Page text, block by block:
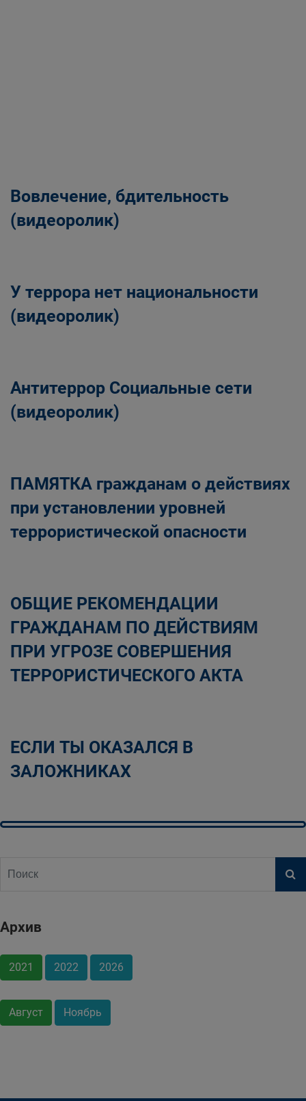
Вовлечение, бдительность
(видеоролик)
У террора нет национальности
(видеоролик)
Антитеррор Социальные сети
(видеоролик)
ПАМЯТКА гражданам о действиях
при установлении уровней
террористической опасности
ОБЩИЕ РЕКОМЕНДАЦИИ
ГРАЖДАНАМ ПО ДЕЙСТВИЯМ
ПРИ УГРОЗЕ СОВЕРШЕНИЯ
ТЕРРОРИСТИЧЕСКОГО АКТА
ЕСЛИ ТЫ ОКАЗАЛСЯ В
ЗАЛОЖНИКАХ
Архив
2021 2022 2026
Август Ноябрь